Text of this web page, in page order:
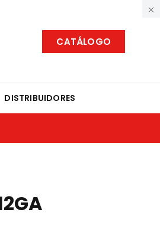
CATÁLOGO
DISTRIBUIDORES